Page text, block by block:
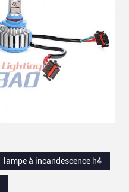
lampe à incandescence h4